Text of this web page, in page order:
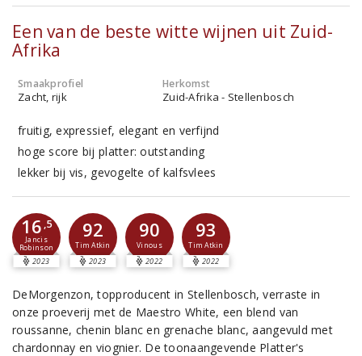
Een van de beste witte wijnen uit Zuid-
Afrika
Smaakprofiel
Zacht, rijk
Herkomst
Zuid-Afrika - Stellenbosch
fruitig, expressief, elegant en verfijnd
hoge score bij platter: outstanding
lekker bij vis, gevogelte of kalfsvlees
16 ,5
Jancis
Robinson
2023
92
Tim Atkin
2023
90
Vinous
2022
93
Tim Atkin
2022
DeMorgenzon, topproducent in Stellenbosch, verraste in
onze proeverij met de Maestro White, een blend van
roussanne, chenin blanc en grenache blanc, aangevuld met
chardonnay en viognier. De toonaangevende Platter's